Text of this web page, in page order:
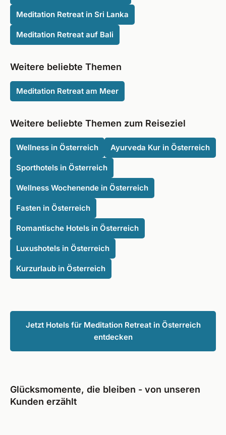
Meditation Retreat in Sri Lanka
Meditation Retreat auf Bali
Weitere beliebte Themen
Meditation Retreat am Meer
Weitere beliebte Themen zum Reiseziel
Wellness in Österreich Ayurveda Kur in Österreich
Sporthotels in Österreich
Wellness Wochenende in Österreich
Fasten in Österreich
Romantische Hotels in Österreich
Luxushotels in Österreich
Kurzurlaub in Österreich
Jetzt Hotels für Meditation Retreat in Österreich
entdecken
Glücksmomente, die bleiben - von unseren
Kunden erzählt